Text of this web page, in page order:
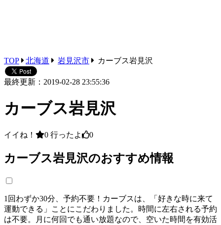
TOP 北海道 岩見沢市 カーブス岩見沢
最終更新：2019-02-28 23:55:36
カーブス岩見沢
イイね！ 0 行ったよ 0
カーブス岩見沢のおすすめ情報
1回わずか30分、予約不要！カーブスは、「好きな時に来て
運動できる」ことにこだわりました。時間に左右される予約
は不要。月に何回でも通い放題なので、空いた時間を有効活